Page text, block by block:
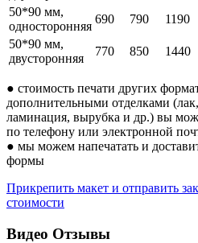
50*90 мм,
односторонняя
690 790 1190
50*90 мм,
двусторонняя
770 850 1440
● стоимость печати других
дополнительными отделками
ламинация, вырубка и др.) вы
по телефону или электронной
● мы можем напечатать и
формы
Прикрепить макет и отправить
стоимости
Видео Отзывы